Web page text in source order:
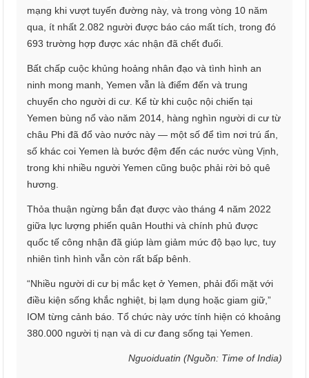
mạng khi vượt tuyến đường này, và trong vòng 10 năm
qua, ít nhất 2.082 người được báo cáo mất tích, trong đó
693 trường hợp được xác nhận đã chết đuối.
Bất chấp cuộc khủng hoảng nhân đạo và tình hình an
ninh mong manh, Yemen vẫn là điểm đến và trung
chuyển cho người di cư. Kể từ khi cuộc nội chiến tại
Yemen bùng nổ vào năm 2014, hàng nghìn người di cư từ
châu Phi đã đổ vào nước này — một số để tìm nơi trú ẩn,
số khác coi Yemen là bước đệm đến các nước vùng Vịnh,
trong khi nhiều người Yemen cũng buộc phải rời bỏ quê
hương.
Thỏa thuận ngừng bắn đạt được vào tháng 4 năm 2022
giữa lực lượng phiến quân Houthi và chính phủ được
quốc tế công nhận đã giúp làm giảm mức độ bạo lực, tuy
nhiên tình hình vẫn còn rất bấp bênh.
“Nhiều người di cư bị mắc kẹt ở Yemen, phải đối mặt với
điều kiện sống khắc nghiệt, bị lạm dụng hoặc giam giữ,”
IOM từng cảnh báo. Tổ chức này ước tính hiện có khoảng
380.000 người tị nạn và di cư đang sống tại Yemen.
Nguoiduatin (Nguồn: Time of India)